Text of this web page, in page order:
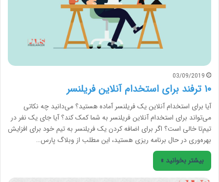
03/09/2019
۱۰ ترفند برای استخدام آنلاین فریلنسر
آیا برای استخدام آنلاین یک فریلنسر آماده هستید؟ می‌دانید چه نکاتی
می‌تواند برای استخدام آنلاین فریلنسر به شما کمک کند؟ آیا جای یک نفر در
تیم‌تا خالی است؟ اگر برای اضافه کردن یک فریلنسر به تیم خود برای افزایش
بهره‌وری در حال برنامه ریزی هستید، این مطلب از وبلاگ پارس…
بیشتر بخوانید »